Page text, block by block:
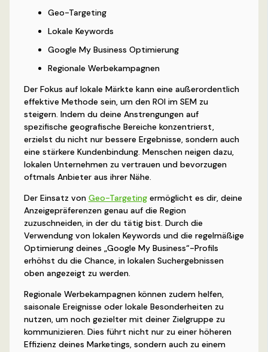
Geo-Targeting
Lokale Keywords
Google My Business Optimierung
Regionale Werbekampagnen
Der Fokus auf lokale Märkte kann eine außerordentlich
effektive Methode sein, um den ROI im SEM zu
steigern. Indem du deine Anstrengungen auf
spezifische geografische Bereiche konzentrierst,
erzielst du nicht nur bessere Ergebnisse, sondern auch
eine stärkere Kundenbindung. Menschen neigen dazu,
lokalen Unternehmen zu vertrauen und bevorzugen
oftmals Anbieter aus ihrer Nähe.
Der Einsatz von Geo-Targetingermöglicht es dir, deine
Anzeigepräferenzen genau auf die Region
zuzuschneiden, in der du tätig bist. Durch die
Verwendung von lokalen Keywords und die regelmäßige
Optimierung deines „Google My Business“-Profils
erhöhst du die Chance, in lokalen Suchergebnissen
oben angezeigt zu werden.
Regionale Werbekampagnen können zudem helfen,
saisonale Ereignisse oder lokale Besonderheiten zu
nutzen, um noch gezielter mit deiner Zielgruppe zu
kommunizieren. Dies führt nicht nur zu einer höheren
Effizienz deines Marketings, sondern auch zu einem